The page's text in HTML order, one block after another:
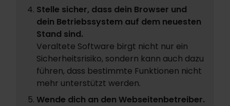
Stelle sicher, dass dein Browser und
dein Betriebssystem auf dem neuesten
Stand sind.
Veraltete Software birgt nicht nur ein
Sicherheitsrisiko, sondern kann auch dazu
führen, dass bestimmte Funktionen nicht
mehr unterstützt werden.
Wende dich an den Webseitenbetreiber.